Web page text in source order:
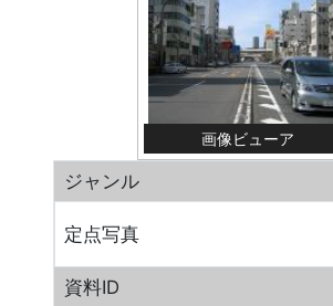
画像ビューア
ジャンル
定点写真
資料ID